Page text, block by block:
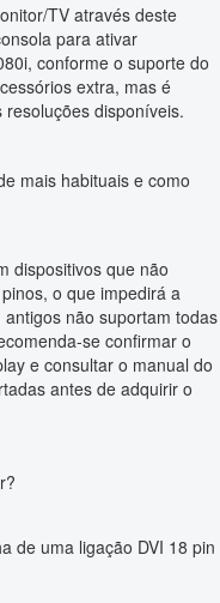
TV através deste
para ativar
conforme o suporte do
extra, mas é
disponíveis.
mais habituais e como
dispositivos que não
o que impedirá a
não suportam todas
se confirmar o
e consultar o manual do
antes de adquirir o
de uma ligação DVI 18 pin